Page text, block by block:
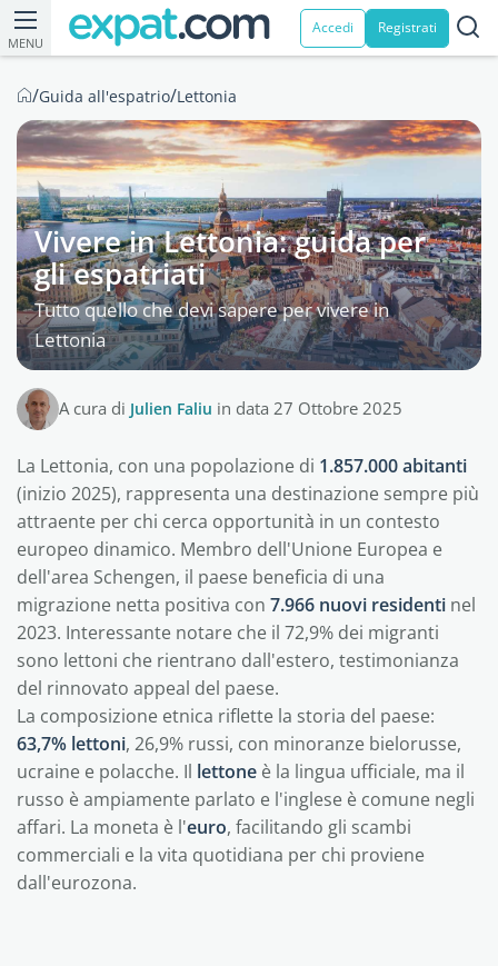
MENU
Accedi Registrati
/Guida all'espatrio/Lettonia
Vivere in Lettonia: guida per
gli espatriati
Tutto quello che devi sapere per vivere in
Lettonia
A cura di Julien Faliu in data 27 Ottobre 2025
La Lettonia, con una popolazione di 1.857.000 abitanti
(inizio 2025), rappresenta una destinazione sempre più
attraente per chi cerca opportunità in un contesto
europeo dinamico. Membro dell'Unione Europea e
dell'area Schengen, il paese beneficia di una
migrazione netta positiva con 7.966 nuovi residenti nel
2023. Interessante notare che il 72,9% dei migranti
sono lettoni che rientrano dall'estero, testimonianza
del rinnovato appeal del paese.
La composizione etnica riflette la storia del paese:
63,7% lettoni, 26,9% russi, con minoranze bielorusse,
ucraine e polacche. Il lettone è la lingua ufficiale, ma il
russo è ampiamente parlato e l'inglese è comune negli
affari. La moneta è l'euro, facilitando gli scambi
commerciali e la vita quotidiana per chi proviene
dall'eurozona.